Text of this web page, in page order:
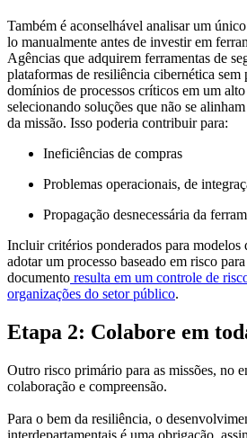
Também é aconselhável analisar um
lo manualmente antes de investir em
Agências que adquirem ferramentas de
plataformas de resiliência cibernética sem
domínios de processos críticos em um
selecionando soluções que não se
da missão. Isso poderia contribuir para:
Ineficiências de compras
Problemas operacionais, de
Propagação desnecessária da
Incluir critérios ponderados para modelos
adotar um processo baseado em risco
documento resulta em um controle de
organizações do setor público.
Etapa 2: Colabore em
Outro risco primário para as missões, no
colaboração e compreensão.
Para o bem da resiliência, o
interdepartamentais é uma obrigação,